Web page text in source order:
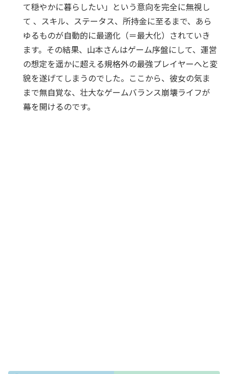
て穏やかに暮らしたい」という意向を完全に無視し
て 、スキル、ステータス、所持金に至るまで、あら
ゆるものが自動的に最適化（＝最大化）されていき
ます。その結果、山本さんはゲーム序盤にして、運営
の想定を遥かに超える規格外の最強プレイヤーへと変
貌を遂げてしまうのでした。ここから、彼女の気ま
まで無自覚な、壮大なゲームバランス崩壊ライフが
幕を開けるのです。